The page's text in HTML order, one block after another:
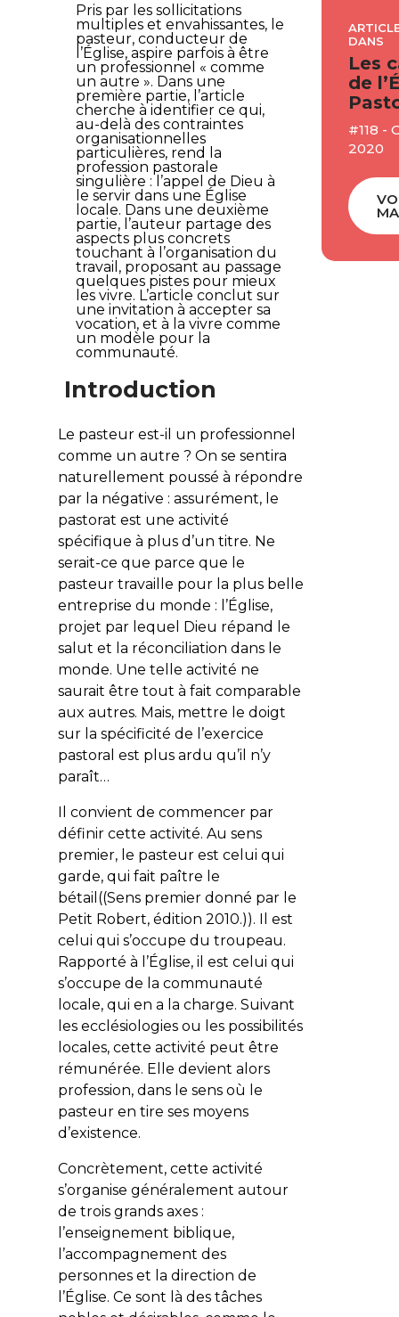
Pris par les sollicitations
multiples et envahissantes, le
pasteur, conducteur de
l’Église, aspire parfois à être
un professionnel « comme
un autre ». Dans une
première partie, l’article
cherche à identifier ce qui,
au-delà des contraintes
organisationnelles
particulières, rend la
profession pastorale
singulière : l’appel de Dieu à
le servir dans une Église
locale. Dans une deuxième
partie, l’auteur partage des
aspects plus concrets
touchant à l’organisation du
travail, proposant au passage
quelques pistes pour mieux
les vivre. L’article conclut sur
une invitation à accepter sa
vocation, et à la vivre comme
un modèle pour la
communauté.
Introduction
Le pasteur est-il un professionnel
comme un autre ? On se sentira
naturellement poussé à répondre
par la négative : assurément, le
pastorat est une activité
spécifique à plus d’un titre. Ne
serait-ce que parce que le
pasteur travaille pour la plus belle
entreprise du monde : l’Église,
projet par lequel Dieu répand le
salut et la réconciliation dans le
monde. Une telle activité ne
saurait être tout à fait comparable
aux autres. Mais, mettre le doigt
sur la spécificité de l’exercice
pastoral est plus ardu qu’il n’y
paraît…
Il convient de commencer par
définir cette activité. Au sens
premier, le pasteur est celui qui
garde, qui fait paître le
bétail((Sens premier donné par le
Petit Robert, édition 2010.)). Il est
celui qui s’occupe du troupeau.
Rapporté à l’Église, il est celui qui
s’occupe de la communauté
locale, qui en a la charge. Suivant
les ecclésiologies ou les possibilités
locales, cette activité peut être
rémunérée. Elle devient alors
profession, dans le sens où le
pasteur en tire ses moyens
d’existence.
Concrètement, cette activité
s’organise généralement autour
de trois grands axes :
l’enseignement biblique,
l’accompagnement des
personnes et la direction de
l’Église. Ce sont là des tâches
DANS
Les
de
#118 -
2020